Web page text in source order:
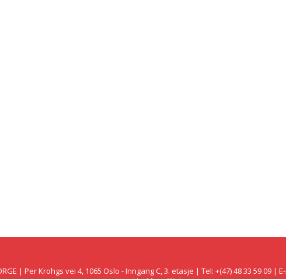
| Per Krohgs vei 4, 1065 Oslo - Inngang C, 3. etasje | Tel: +(47) 48 33 59 09